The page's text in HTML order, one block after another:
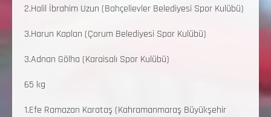
2.Halil İbrahim Uzun (Bahçelievler Belediyesi Spor Kulübü)
3.Harun Kaplan (Çorum Belediyesi Spor Kulübü)
3.Adnan Gölha (Karaisalı Spor Kulübü)
65 kg
1.Efe Ramazan Karataş (Kahramanmaraş Büyükşehir